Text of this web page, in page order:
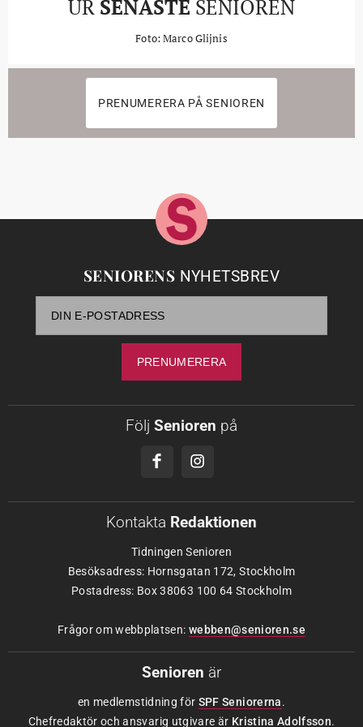
UR SENASTE SENIOREN
Foto: Marco Glijnis
PRENUMERERA PÅ SENIOREN
SENIORENS NYHETSBREV
Följ Senioren på
Kontakta Redaktionen
Tidningen Senioren
Besöksadress: Hornsgatan 172, Stockholm
Postadress: Box 38063 100 64 Stockholm
Frågor om webbplatsen: webben@senioren.se
Senioren är
en medlemstidning för SPF Seniorerna.
Chefredaktör och ansvarig utgivare är Kristina Adolfsson.